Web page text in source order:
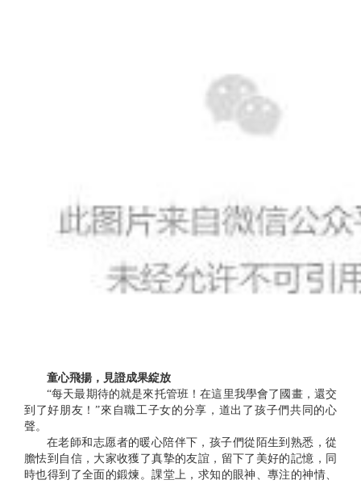
童心飛揚，見證成果綻放
“每天最期待的就是來托管班！在這里我學會了國畫，還交
到了好朋友！”來自職工子女的分享，道出了孩子們共同的心
聲。
在老師和志愿者的暖心陪伴下，孩子們從陌生到熟悉，從
膽怯到自信，大家收獲了真摯的友誼，留下了美好的記憶，同
時也得到了全面的鍛煉。課堂上，求知的眼神、專注的神情、